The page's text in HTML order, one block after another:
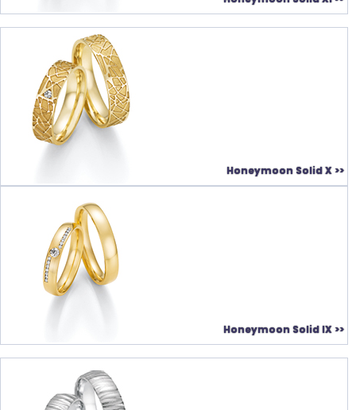
Honeymoon Solid X >>
Honeymoon Solid IX >>